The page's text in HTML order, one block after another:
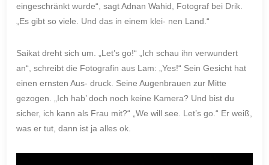
eingeschränkt wurde“, sagt Adnan Wahid, Fotograf bei Drik.
„Es gibt so viele. Und das in einem klei- nen Land.“
Saikat dreht sich um. „Let’s go!“ „Ich schau ihn verwundert
an“, schreibt die Fotografin aus Lam: „Yes!“ Sein Gesicht hat
einen ernsten Aus- druck. Seine Augenbrauen zur Mitte
gezogen. „Ich hab’ doch noch keine Kamera? Und bist du
sicher, ich kann als Frau mit?“
„We will see. Let’s go.“ Er weiß,
was er tut,dann ist ja alles ok.